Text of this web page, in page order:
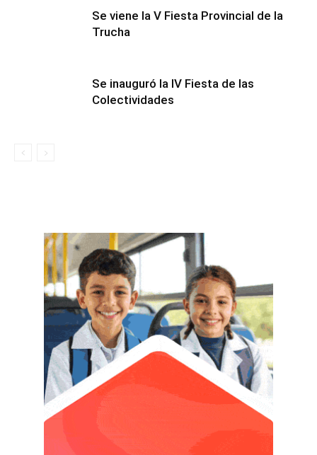
Se viene la V Fiesta Provincial de la
Trucha
Se inauguró la IV Fiesta de las
Colectividades